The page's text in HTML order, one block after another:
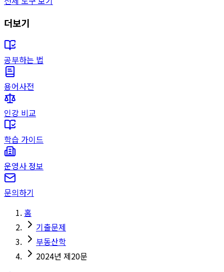
더보기
공부하는 법
용어사전
인강 비교
학습 가이드
운영사 정보
문의하기
홈
기출문제
부동산학
2024년 제20문